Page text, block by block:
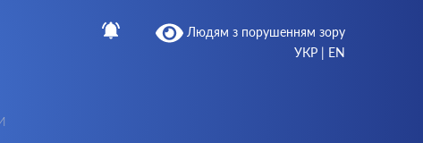
Людям з порушенням зору
УКР | EN